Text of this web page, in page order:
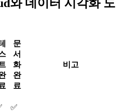
와 데이터 시각화 도
문
서
화
완
료
비고
✅